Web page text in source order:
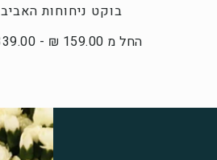
בוקט ניחוחות האביב
החל מ 159.00 ₪ - 339.00 ₪